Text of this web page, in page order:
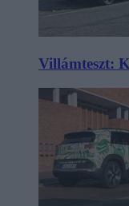
Villámteszt: